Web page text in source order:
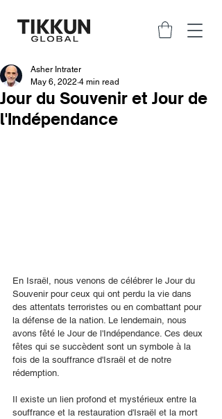
Jour du Souvenir et Jour de
l'Indépendance
Asher Intrater
May 6, 2022 4 min read
En Israël, nous venons de célébrer le Jour du
Souvenir pour ceux qui ont perdu la vie dans
des attentats terroristes ou en combattant pour
la défense de la nation. Le lendemain, nous
avons fêté le Jour de l'Indépendance. Ces deux
fêtes qui se succèdent sont un symbole à la
fois de la souffrance d'Israël et de notre
rédemption.
Il existe un lien profond et mystérieux entre la
souffrance et la restauration d'Israël et la mort